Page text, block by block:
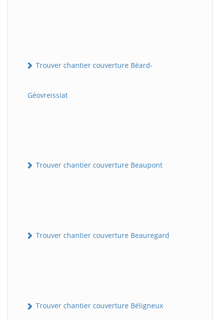
Trouver chantier couverture Béard-
Géovreissiat
Trouver chantier couverture Beaupont
Trouver chantier couverture Beauregard
Trouver chantier couverture Béligneux